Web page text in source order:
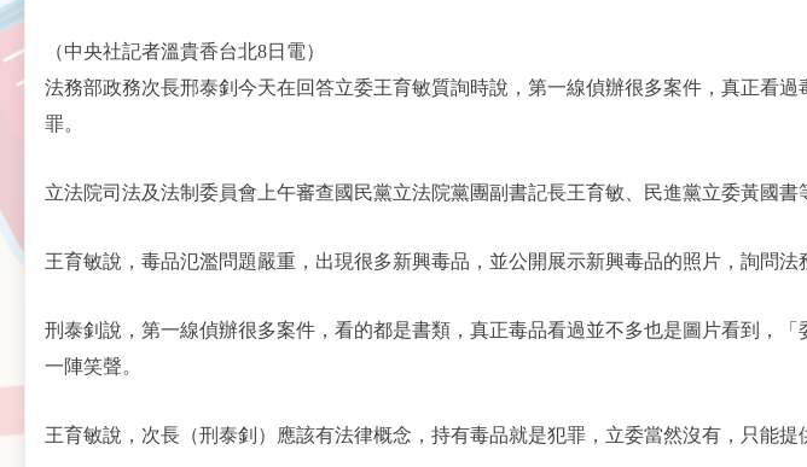
（中央社記者溫貴香台北8日電）
法務部政務次長邢泰釗今天在回答立委王育敏質詢時說，第一線偵辦很多案件，真正看
罪。
立法院司法及法制委員會上午審查國民黨立法院黨團副書記長王育敏、民進黨立委黃國
王育敏說，毒品氾濫問題嚴重，出現很多新興毒品，並公開展示新興毒品的照片，詢問法
刑泰釗說，第一線偵辦很多案件，看的都是書類，真正毒品看過並不多也是圖片看到，
一陣笑聲。
王育敏說，次長（刑泰釗）應該有法律概念，持有毒品就是犯罪，立委當然沒有，只能提